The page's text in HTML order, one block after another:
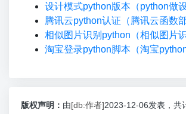
设计模式python版本（python做设
腾讯云python认证（腾讯云函数
相似图片识别python（相似图片
淘宝登录python脚本（淘宝
版权声明： 由[db:作者]2023-12-06发表，共